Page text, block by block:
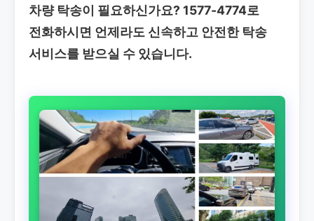
차량 탁송이 필요하신가요? 1577-4774로
전화하시면 언제라도 신속하고 안전한 탁송
서비스를 받으실 수 있습니다.